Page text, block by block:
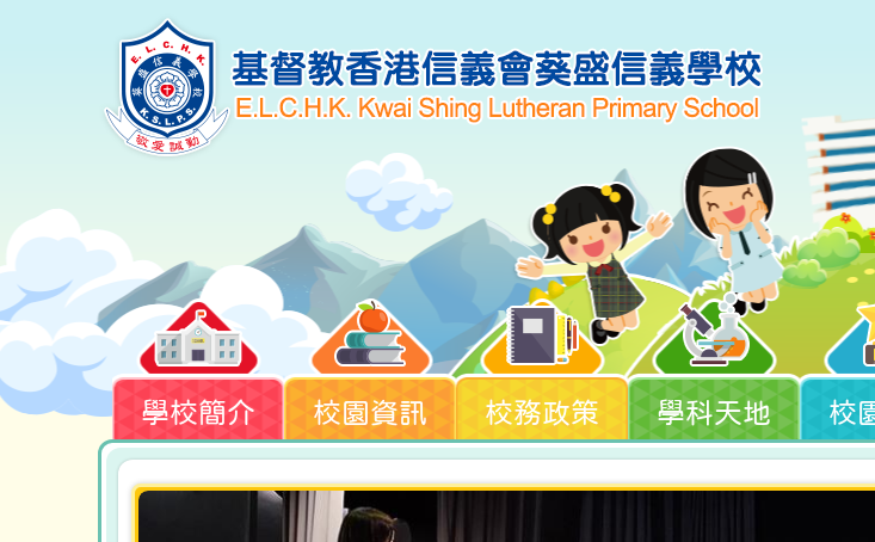
學校簡介 校園資訊 校務政策 學科天地 校